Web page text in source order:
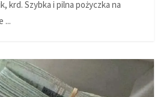
krd. Szybka i pilna pożyczka na
...